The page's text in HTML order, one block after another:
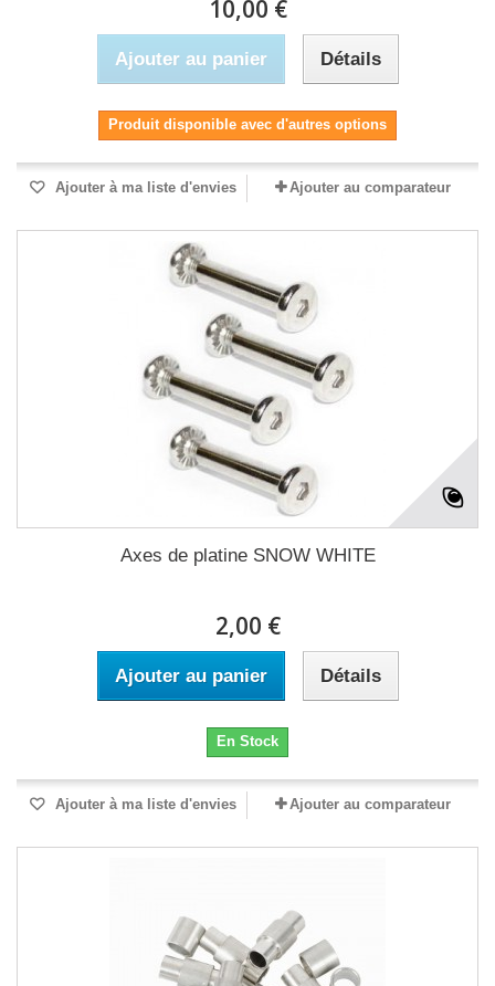
10,00 €
Ajouter au panier Détails
Produit disponible avec d'autres options
Ajouter à ma liste d'envies Ajouter au comparateur
Axes de platine SNOW WHITE
2,00 €
Ajouter au panier Détails
En Stock
Ajouter à ma liste d'envies Ajouter au comparateur